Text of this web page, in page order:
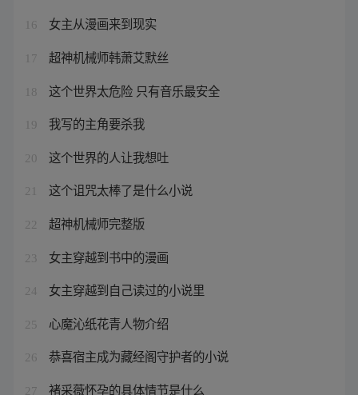
16 女主从漫画来到现实
17 超神机械师韩萧艾默丝
18 这个世界太危险 只有音乐最安全
19 我写的主角要杀我
20 这个世界的人让我想吐
21 这个诅咒太棒了是什么小说
22 超神机械师完整版
23 女主穿越到书中的漫画
24 女主穿越到自己读过的小说里
25 心魔沁纸花青人物介绍
26 恭喜宿主成为藏经阁守护者的小说
27 褚采薇怀孕的具体情节是什么